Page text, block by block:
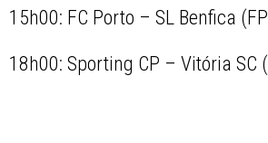
15h00: FC Porto – SL Benfica
18h00: Sporting CP – Vitória SC